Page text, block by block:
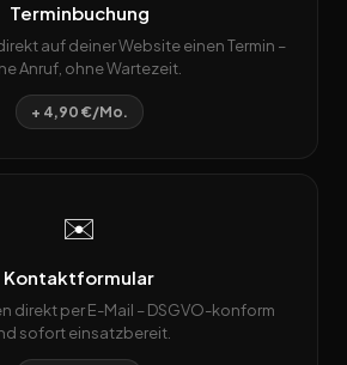
Terminbuchung
auf deiner Website einen Termin –
Anruf, ohne Wartezeit.
+ 4,90 €/Mo.
✉️
Kontaktformular
direkt per E-Mail – DSGVO-konform
sofort einsatzbereit.